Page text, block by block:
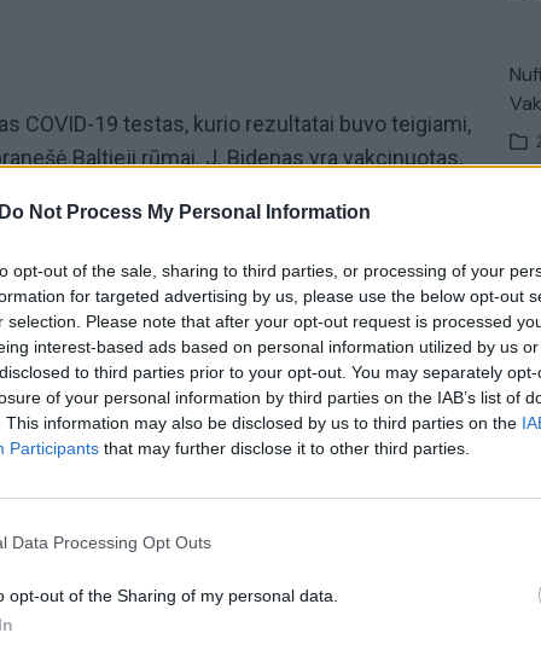
Do Not Process My Personal Information
opt-out of the sale, sharing to third parties, or processing of your
for targeted advertising by us, please use the below opt-out
selection. Please note that after your opt-out request is processed
interest-based ads based on personal information utilized by us
to third parties prior to your opt-out. You may separately
of your personal information by third parties on the IAB’s list of
This information may also be disclosed by us to third parties on the
Participants that may further disclose it to other third parties.
Data Processing Opt Outs
opt-out of the Sharing of my personal data.
COVID-19 testas, kurio rezultatai buvo teigiami,
Baltieji rūmai. J. Bidenas yra vakcinuotas,
lengvi simptomai, sakoma Baltųjų rūmų
pranešime. Anksčiau trečiadienį jis susitiko
restorane Las Vegase.
Joe Bidenas koronavirusas Las Vegasas